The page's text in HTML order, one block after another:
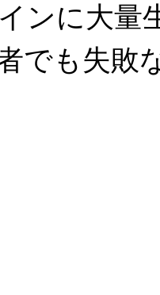
ンに大量
でも失敗